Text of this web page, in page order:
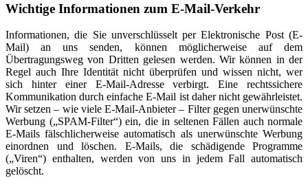
Wichtige Informationen zum E-Mail-Verkehr
Informationen, die Sie unverschlüsselt per Elektronische Post (E-
Mail) an uns senden, können möglicherweise auf dem
Übertragungsweg von Dritten gelesen werden. Wir können in der
Regel auch Ihre Identität nicht überprüfen und wissen nicht, wer
sich hinter einer E-Mail-Adresse verbirgt. Eine rechtssichere
Kommunikation durch einfache E-Mail ist daher nicht gewährleistet.
Wir setzen – wie viele E-Mail-Anbieter – Filter gegen unerwünschte
Werbung („SPAM-Filter“) ein, die in seltenen Fällen auch normale
E-Mails fälschlicherweise automatisch als unerwünschte Werbung
einordnen und löschen. E-Mails, die schädigende Programme
(„Viren“) enthalten, werden von uns in jedem Fall automatisch
gelöscht.